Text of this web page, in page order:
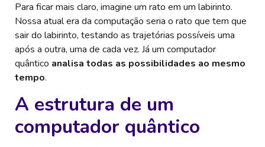
Para ficar mais claro, imagine um rato em um labirinto.
Nossa atual era da computação seria o rato que tem que
sair do labirinto, testando as trajetórias possíveis uma
após a outra, uma de cada vez. Já um computador
quântico analisa todas as possibilidades ao mesmo
tempo.
A estrutura de um
computador quântico